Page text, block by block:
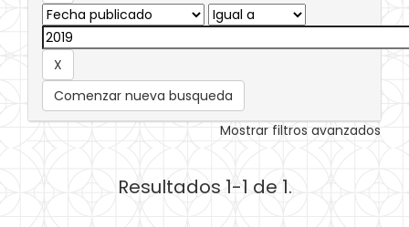
Comenzar nueva busqueda
Mostrar filtros avanzados
Resultados 1-1 de 1.